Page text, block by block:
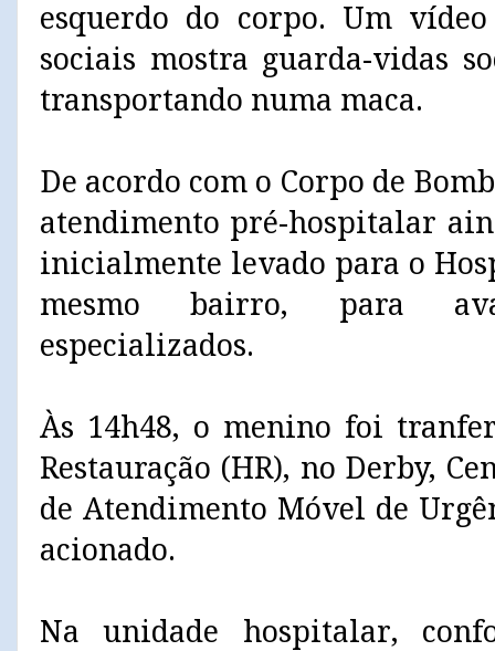
esquerdo do corpo. Um
sociais mostra guarda-vidas
transportando numa maca.
De acordo com o Corpo de
atendimento pré-hospitalar
inicialmente levado para o
mesmo bairro, para
especializados.
Às 14h48, o menino foi
Restauração (HR), no Derby,
de Atendimento Móvel de
acionado.
Na unidade hospitalar,